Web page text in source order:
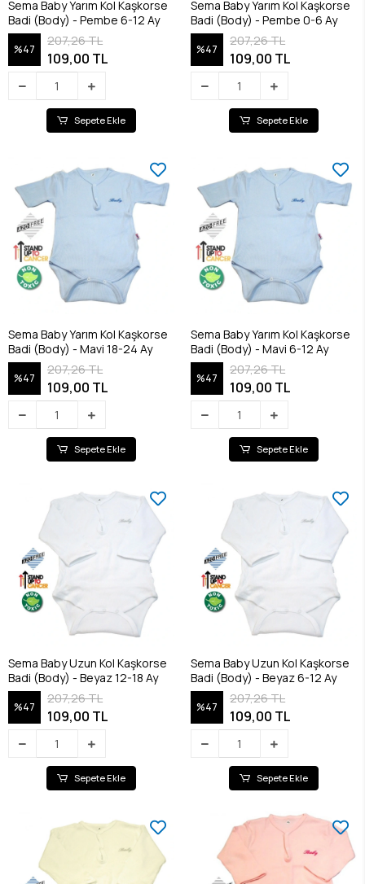
Sema Baby Yarım Kol Kaşkorse
Badi (Body) - Pembe 6-12 Ay
%47
207,26 TL
109,00 TL
Sepete Ekle
Sema Baby Yarım Kol Kaşkorse
Badi (Body) - Pembe 0-6 Ay
%47
207,26 TL
109,00 TL
Sepete Ekle
Sema Baby Yarım Kol Kaşkorse
Badi (Body) - Mavi 18-24 Ay
%47
207,26 TL
109,00 TL
Sepete Ekle
Sema Baby Yarım Kol Kaşkorse
Badi (Body) - Mavi 6-12 Ay
%47
207,26 TL
109,00 TL
Sepete Ekle
Sema Baby Uzun Kol Kaşkorse
Badi (Body) - Beyaz 12-18 Ay
%47
207,26 TL
109,00 TL
Sepete Ekle
Sema Baby Uzun Kol Kaşkorse
Badi (Body) - Beyaz 6-12 Ay
%47
207,26 TL
109,00 TL
Sepete Ekle